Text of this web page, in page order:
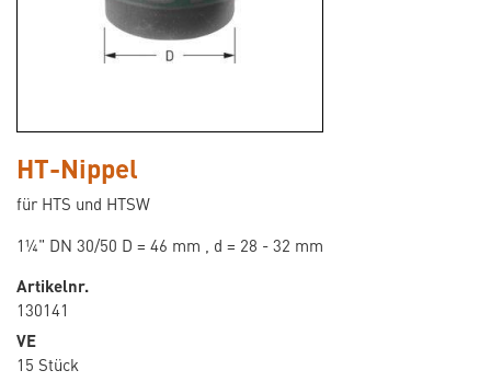
HT-Nippel
für HTS und HTSW
1¼" DN 30/50 D = 46 mm , d = 28 - 32 mm
Artikelnr.
130141
VE
15 Stück